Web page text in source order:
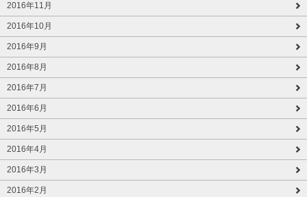
2016年11月
2016年10月
2016年9月
2016年8月
2016年7月
2016年6月
2016年5月
2016年4月
2016年3月
2016年2月